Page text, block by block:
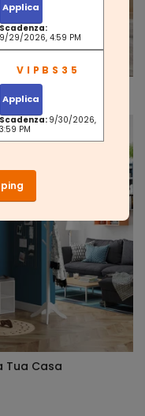
Tua Casa
Applica
Scadenza:
9/29/2026, 4:59 PM
Applica
Scadenza: 9/30/2026,
3:59 PM